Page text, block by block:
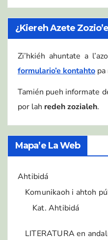
¿Kiereh Azete
Zi’hkiéh ahuntate a
formulario’e kontahto
Tamién pueh informate
por lah redeh zozialeh.
Mapa’e La Web
Ahtibidá
Komunikaoh i ahtoh
Kat. Ahtibidá
LITERATURA en